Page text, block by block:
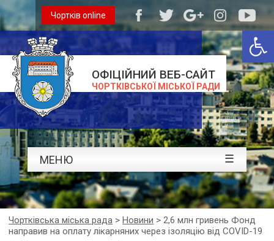
ОФІЦІЙНИЙ ВЕБ-САЙТ
ЧОРТКІВСЬКОЇ МІСЬКОЇ РАДИ
Чортків online
МЕНЮ ☰
Чортківська міська рада >Новини >2,6 млн гривень Фонд
направив на оплату лікарняних через ізоляцію від COVID-19